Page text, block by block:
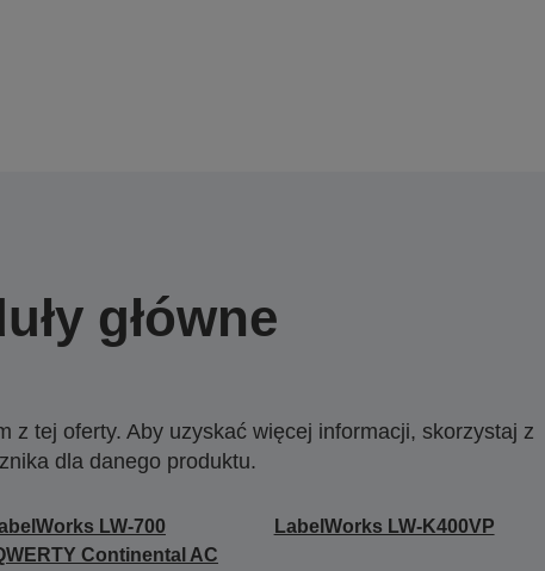
główne
z tej oferty. Aby uzyskać więcej informacji, skorzystaj z
dla danego produktu.
LW-700
Continental AC
LabelWorks LW-K400VP